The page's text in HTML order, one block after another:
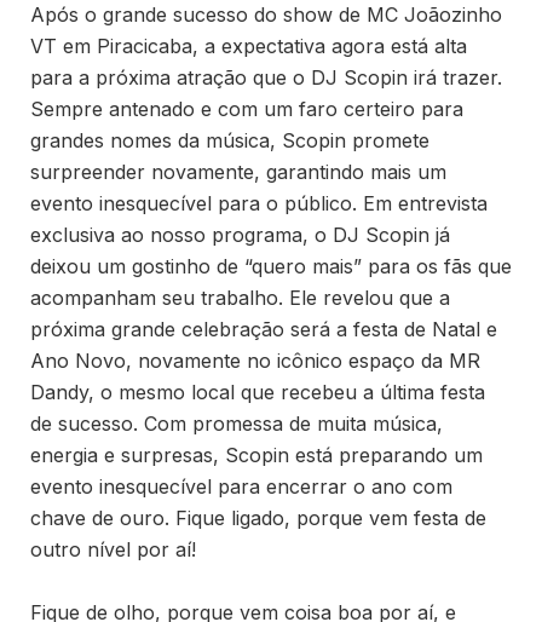
Após o grande sucesso do show de MC Joãozinho
VT em Piracicaba, a expectativa agora está alta
para a próxima atração que o DJ Scopin irá trazer.
Sempre antenado e com um faro certeiro para
grandes nomes da música, Scopin promete
surpreender novamente, garantindo mais um
evento inesquecível para o público. Em entrevista
exclusiva ao nosso programa, o DJ Scopin já
deixou um gostinho de “quero mais” para os fãs que
acompanham seu trabalho. Ele revelou que a
próxima grande celebração será a festa de Natal e
Ano Novo, novamente no icônico espaço da MR
Dandy, o mesmo local que recebeu a última festa
de sucesso. Com promessa de muita música,
energia e surpresas, Scopin está preparando um
evento inesquecível para encerrar o ano com
chave de ouro. Fique ligado, porque vem festa de
outro nível por aí!
Fique de olho, porque vem coisa boa por aí, e